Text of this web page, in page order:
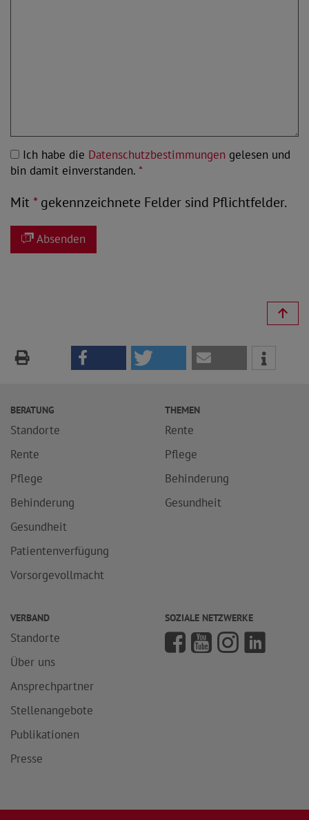
Ich habe die Datenschutzbestimmungen gelesen und
bin damit einverstanden. *
Mit*gekennzeichnete Felder sind Pflichtfelder.
Absenden
BERATUNG
Standorte
Rente
Pflege
Behinderung
Gesundheit
Patientenverfügung
Vorsorgevollmacht
THEMEN
Rente
Pflege
Behinderung
Gesundheit
VERBAND
Standorte
Über uns
Ansprechpartner
Stellenangebote
Publikationen
Presse
SOZIALE NETZWERKE